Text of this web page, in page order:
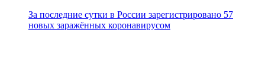
За последние сутки в России зарегистрировано 57
новых заражённых коронавирусом